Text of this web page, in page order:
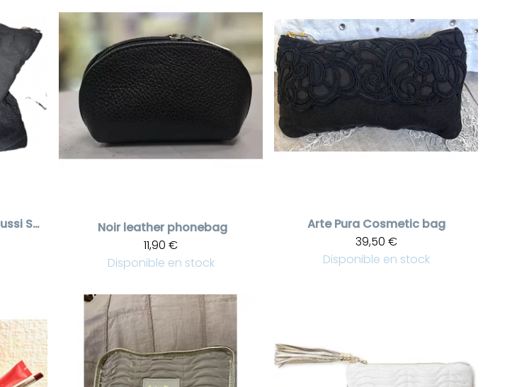
Froteinen meikkipussi Swarovski kristalleilla
Noir leather phonebag
11,90 €
Disponible en stock
Arte Pura Cosmetic bag
39,50 €
Disponible en stock